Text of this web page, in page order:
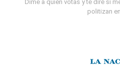
Dime a quién votas y te diré si
politizan